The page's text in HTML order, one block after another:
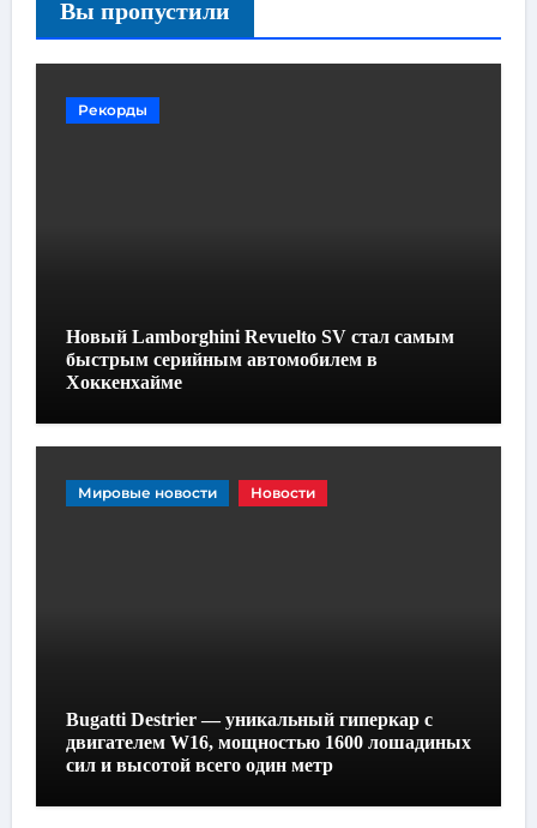
Вы пропустили
Рекорды
Новый Lamborghini Revuelto SV стал самым
быстрым серийным автомобилем в
Хоккенхайме
Мировые новости Новости
Bugatti Destrier — уникальный гиперкар с
двигателем W16, мощностью 1600 лошадиных
сил и высотой всего один метр